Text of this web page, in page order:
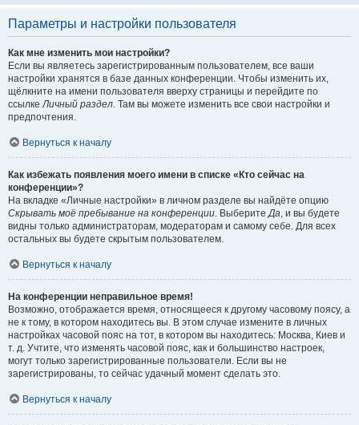
Параметры и настройки пользователя
Как мне изменить мои настройки?
Если вы являетесь зарегистрированным пользователем, все ваши
настройки хранятся в базе данных конференции. Чтобы изменить их,
щёлкните на имени пользователя вверху страницы и перейдите по
ссылкеЛичный раздел. Там вы можете изменить все свои настройки и
предпочтения.
Вернуться к началу
Как избежать появления моего имени в списке «Кто сейчас на
конференции»?
На вкладке «Личные настройки» в личном разделе вы найдёте опцию
Скрывать моё пребывание на конференции. ВыберитеДа, и вы будете
видны только администраторам, модераторам и самому себе. Для всех
остальных вы будете скрытым пользователем.
Вернуться к началу
На конференции неправильное время!
Возможно, отображается время, относящееся к другому часовому поясу, а
не к тому, в котором находитесь вы. В этом случае измените в личных
настройках часовой пояс на тот, в котором вы находитесь: Москва, Киев и
т. д. Учтите, что изменять часовой пояс, как и большинство настроек,
могут только зарегистрированные пользователи. Если вы не
зарегистрированы, то сейчас удачный момент сделать это.
Вернуться к началу